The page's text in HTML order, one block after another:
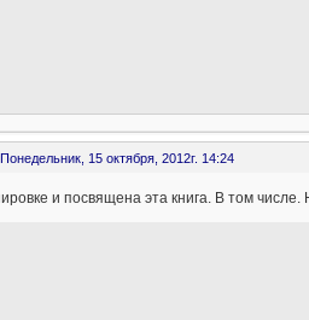
Понедельник, 15 октября, 2012г. 14:24
и посвящена эта книга. В том